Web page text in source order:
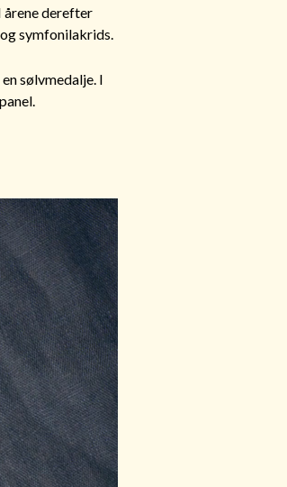
årene derefter
symfonilakrids.
sølvmedalje. I